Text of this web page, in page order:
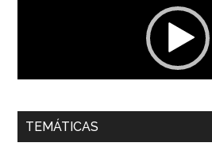
00:00
Dra. Carolina Corcho Mejía,
TEMÁTICAS